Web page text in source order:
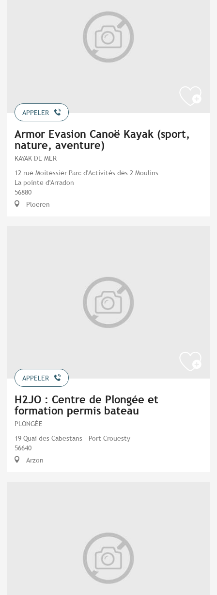
APPELER
Armor Evasion Canoë Kayak (sport,
nature, aventure)
KAYAK DE MER
12 rue Moitessier Parc d'Activités des 2 Moulins
La pointe d'Arradon
56880
Ploeren
APPELER
H2JO : Centre de Plongée et
formation permis bateau
PLONGÉE
19 Quai des Cabestans - Port Crouesty
56640
Arzon